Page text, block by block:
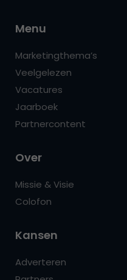
Menu
Marketingthema’s
Veelgelezen
Vacatures
Jaarboek
Partnercontent
Over
Missie & Visie
Colofon
Kansen
Adverteren